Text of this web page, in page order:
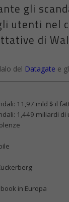
gli
utenti nel
di
del Datagate e
11,97 mld $ il
1,449 miliardi
in Europa